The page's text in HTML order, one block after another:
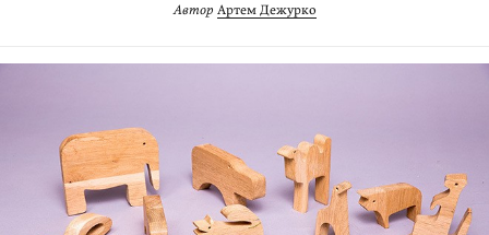
Автор Артем Дежурко